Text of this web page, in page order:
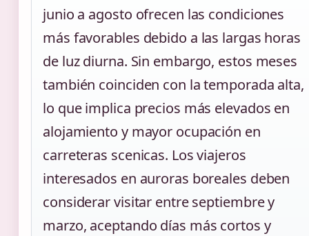
junio a agosto ofrecen las condiciones
más favorables debido a las largas horas
de luz diurna. Sin embargo, estos meses
también coinciden con la temporada alta,
lo que implica precios más elevados en
alojamiento y mayor ocupación en
carreteras scenicas. Los viajeros
interesados en auroras boreales deben
considerar visitar entre septiembre y
marzo, aceptando días más cortos y